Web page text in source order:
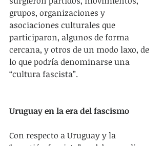
grupos, organizaciones y
asociaciones culturales que
participaron, algunos de forma
cercana, y otros de un modo laxo, de
lo que podría denominarse una
“cultura fascista”.
Uruguay en la era del fascismo
Con respecto a Uruguay y la